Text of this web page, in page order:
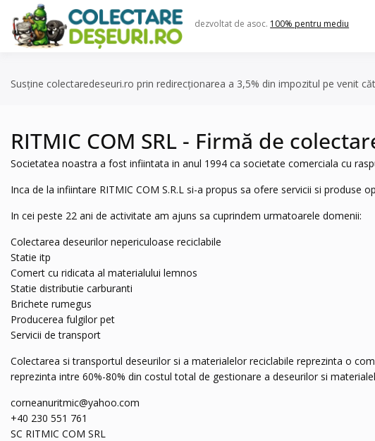
content
dezvoltat de asoc. 100% pentru mediu
Susține colectaredeseuri.ro prin redirecționarea a 3,5% din impozitul pe venit
RITMIC COM SRL - Firmă de
Societatea noastra a fost infiintata in anul 1994 ca societate comerciala cu
Inca de la infiintare RITMIC COM S.R.L si-a propus sa ofere servicii si produse
In cei peste 22 ani de activitate am ajuns sa cuprindem urmatoarele domenii:
Colectarea deseurilor nepericuloase reciclabile
Statie itp
Comert cu ridicata al materialului lemnos
Statie distributie carburanti
Brichete rumegus
Producerea fulgilor pet
Servicii de transport
Colectarea si transportul deseurilor si a materialelor reciclabile reprezinta o
reprezinta intre 60%-80% din costul total de gestionare a deseurilor si
corneanuritmic@yahoo.com
+40 230 551 761
SC RITMIC COM SRL